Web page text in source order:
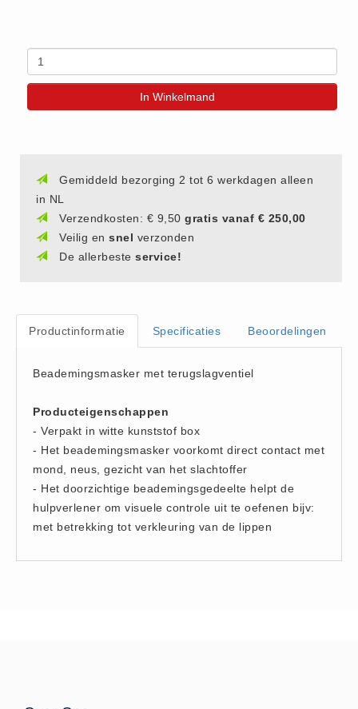
ACTIE
AED binnen - buiten kasten (11)
AED elektroden (18)
AED tassen (14)
Beademings materialen (6)
Hesjes (9)
BHV kasten (0)
Evacuatie - Zaklampen (0)
Kleding - Hesjes (0)
Brandblusmiddelen
Blusdekens (1)
Brandblussers (0)
Blusserkasten (3)
In Winkelmand
Gemiddeld bezorging 2 tot 6 werkdagen alleen
in NL
Verzendkosten: € 9,50 gratis vanaf € 250,00
Veilig en snel verzonden
De allerbeste service!
Productinformatie Specificaties Beoordelingen
Beademingsmasker met terugslagventiel
Producteigenschappen
- Verpakt in witte kunststof box
- Het beademingsmasker voorkomt direct contact met
mond, neus, gezicht van het slachtoffer
- Het doorzichtige beademingsgedeelte helpt de
hulpverlener om visuele controle uit te oefenen bijv:
met betrekking tot verkleuring van de lippen